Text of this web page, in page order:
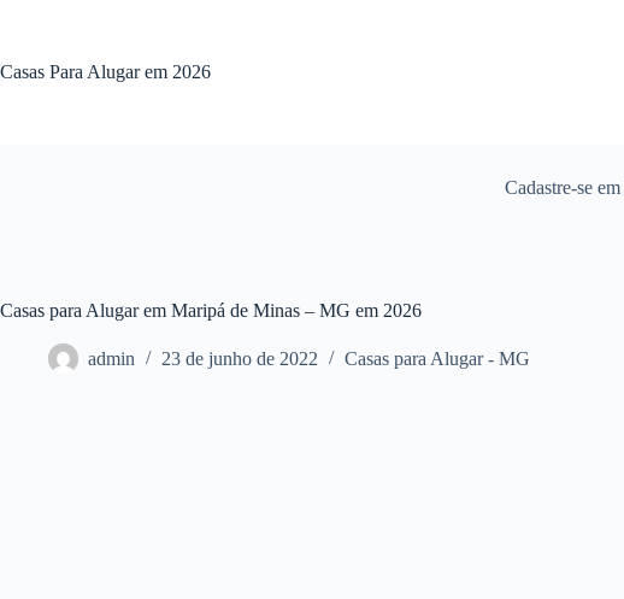
conteúdo
Casas Para Alugar em 2026
Cadastre-se em
Casas para Alugar em Maripá de Minas – MG em 2026
admin 23 de junho de 2022 Casas para Alugar - MG